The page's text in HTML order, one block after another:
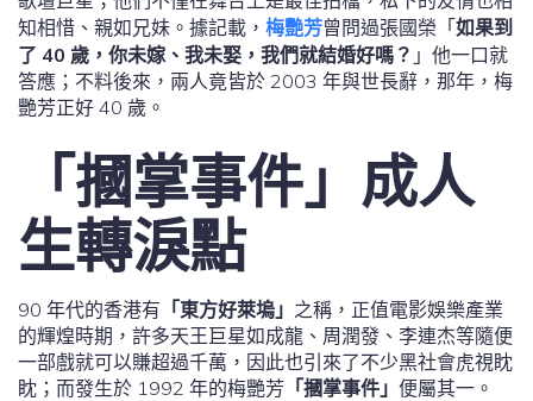
知相惜、親如兄妹。據記載， 梅艷芳曾問過張國榮「如果到
了 40 歲，你未嫁、我未娶，我們就結婚好嗎？ 」他一口就
答應；不料後來，兩人竟皆於 2003 年與世長辭，那年，梅
艷芳正好 40 歲。
「摑掌事件」成人
生轉淚點
90 年代的香港有 「東方好萊塢」 之稱，正值電影娛樂產業
的輝煌時期，許多天王巨星如成龍、周潤發、李連杰等隨便
一部戲就可以賺超過千萬，因此也引來了不少黑社會虎視眈
眈；而發生於 1992 年的梅艷芳 「摑掌事件」 便屬其一。